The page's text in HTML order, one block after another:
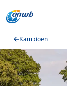
Kampioen